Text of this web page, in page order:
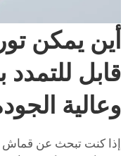
أين يمكن
قابل للتمدد
وعالية
إذا كنت تبحث عن قماش